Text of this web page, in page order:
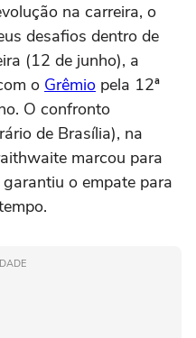
na carreira, o
desafios dentro de
(12 de junho), a
o Grêmio pela 12ª
O confronto
de Brasília), na
marcou para
o empate para